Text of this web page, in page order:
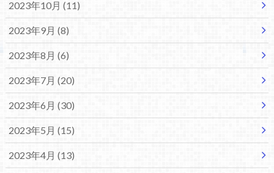
2023年10月 (11)
2023年9月 (8)
2023年8月 (6)
2023年7月 (20)
2023年6月 (30)
2023年5月 (15)
2023年4月 (13)